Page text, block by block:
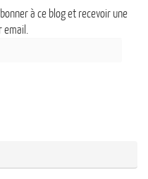
à ce blog et recevoir une
email.